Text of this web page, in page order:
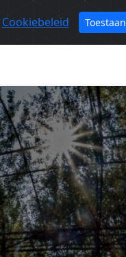
Cookiebeleid Toestaan